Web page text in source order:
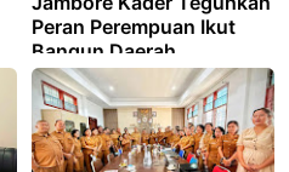
Peran Perempuan Ikut
Bangun Daerah